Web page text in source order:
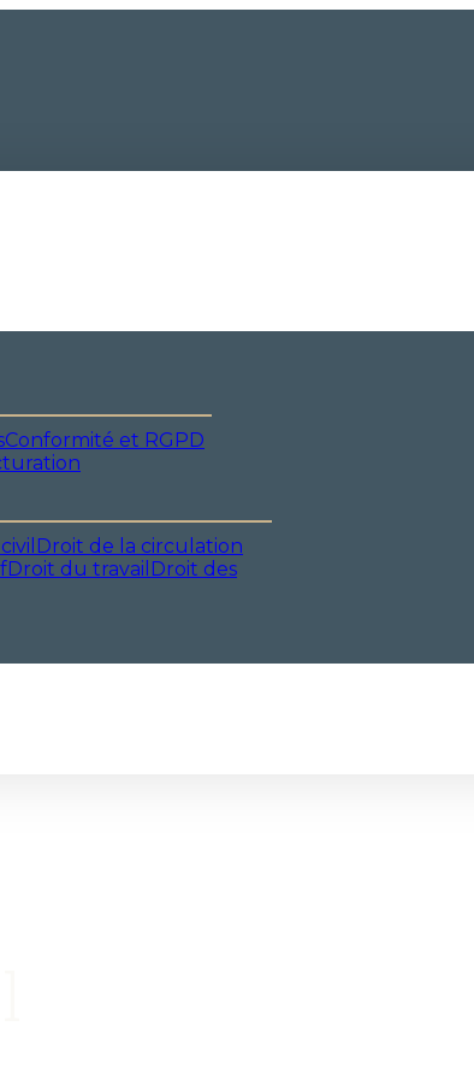
Conformité et RGPD
Droit de la circulation
Droit du travail Droit des